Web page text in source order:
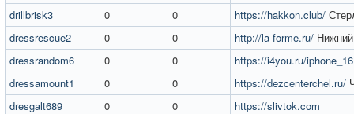
drillbrisk3
0 0 https://hakkon.club/
dressrescue2
0 0 http://la-forme.ru/
dressrandom6
0 0 https://i4you.ru/iphone_16
dressamount1
0 0 https://dezcenterchel.ru/
dresgalt689
0 0
https://slivtok.com